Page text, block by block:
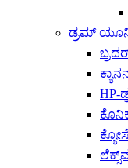
ಡ್ರಮ್
HP-